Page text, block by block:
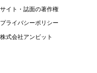
サイト・誌面の著作権
プライバシーポリシー
株式会社アンビット